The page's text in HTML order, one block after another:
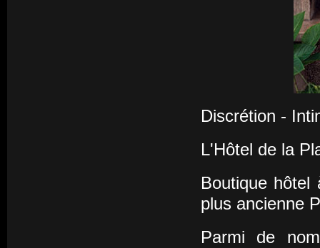
Discrétion -
L'Hôtel de la
Boutique hôtel
plus ancienne
Parmi de